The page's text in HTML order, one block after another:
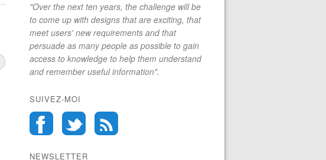
"Over the next ten years, the challenge will be
to come up with designs that are exciting, that
meet users' new requirements and that
persuade as many people as possible to gain
access to knowledge to help them understand
and remember useful information".
SUIVEZ-MOI
NEWSLETTER